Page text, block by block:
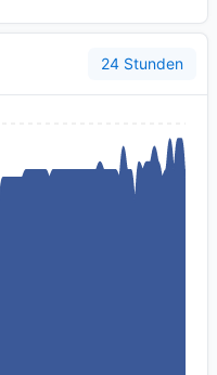
24 Stunden